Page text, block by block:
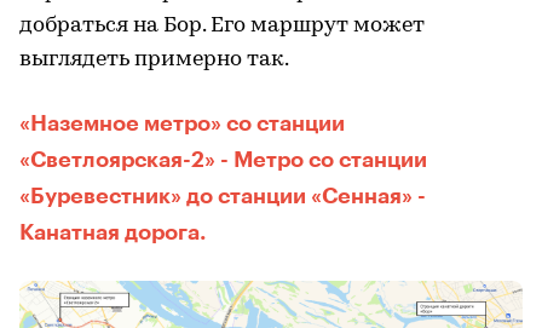
добраться на Бор. Его маршрут может
выглядеть примерно так.
«Наземное метро» со станции
«Светлоярская-2» - Метро со станции
«Буревестник» до станции «Сенная» -
Канатная дорога.